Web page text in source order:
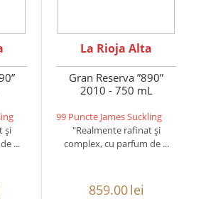
și
...
La Rioja Alta
Gran Reserva ”890”
2010 - 750 mL
99 Puncte James Suckling
"Realmente rafinat și
complex, cu parfum de ...
859.00lei